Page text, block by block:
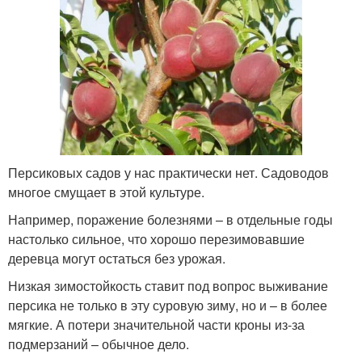
Персиковых садов у нас практически нет. Садоводов
многое смущает в этой культуре.
Например, поражение болезнями – в отдельные годы
настолько сильное, что хорошо перезимовавшие
деревца могут остаться без урожая.
Низкая зимостойкость ставит под вопрос выживание
персика не только в эту суровую зиму, но и – в более
мягкие. А потери значительной части кроны из-за
подмерзаний – обычное дело.